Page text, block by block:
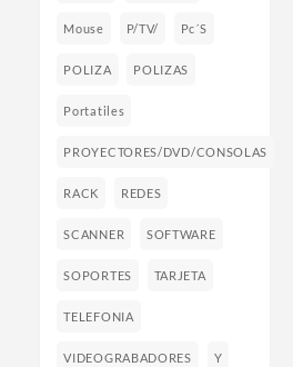
Mouse P/TV/ Pc´s
POLIZA POLIZAS
Portatiles
PROYECTORES/DVD/CONSOLAS
RACK REDES
SCANNER SOFTWARE
SOPORTES TARJETA
TELEFONIA
VIDEOGRABADORES Y